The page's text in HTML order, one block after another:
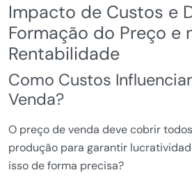
Impacto de Custos e
Formação do Preço e
Rentabilidade
Como Custos
Venda?
O preço de venda deve cobrir
produção para garantir
isso de forma precisa?